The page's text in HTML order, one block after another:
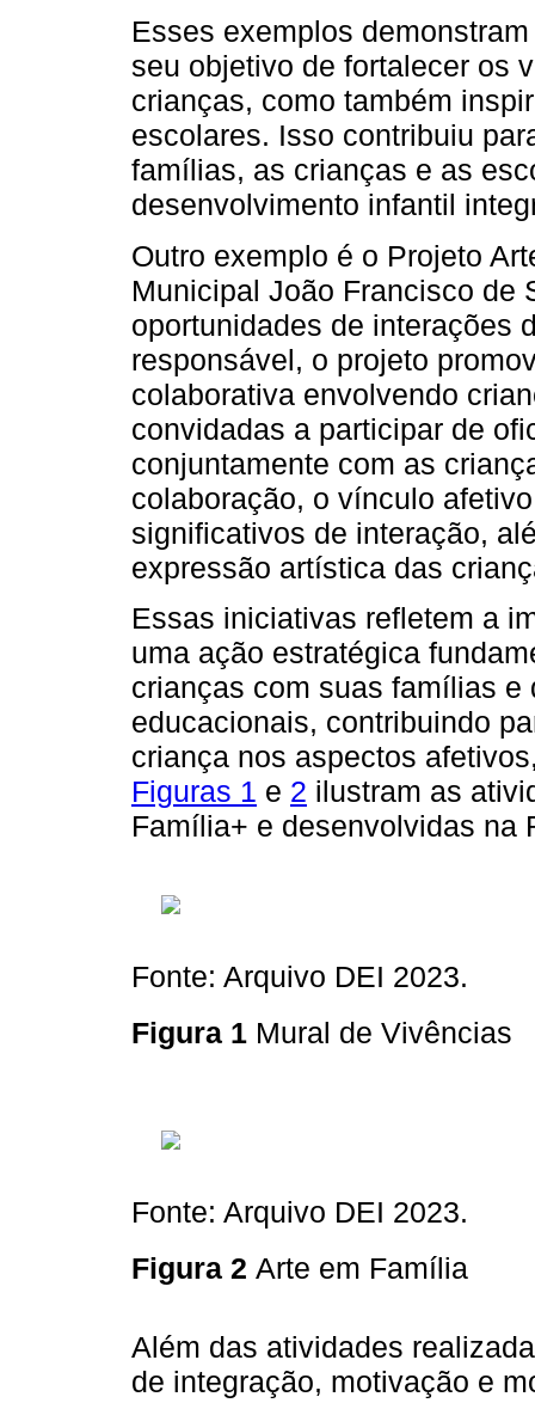
Esses exemplos
seu objetivo de fortalecer os
crianças, como também
escolares. Isso contribuiu
famílias, as crianças e as
desenvolvimento infantil
Outro exemplo é o Projeto
Municipal João Francisco de
oportunidades de interações
responsável, o projeto
colaborativa envolvendo
convidadas a participar de
conjuntamente com as
colaboração, o vínculo
significativos de interação,
expressão artística das
Essas iniciativas refletem a
uma ação estratégica
crianças com suas famílias
educacionais, contribuindo
criança nos aspectos
Figuras 1 e 2 ilustram as
Família+ e desenvolvidas na
Fonte: Arquivo DEI 2023.
Figura 1 Mural de Vivências
Fonte: Arquivo DEI 2023.
Figura 2 Arte em Família
Além das atividades
de integração, motivação e